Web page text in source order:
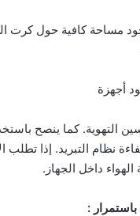
مساحة كافية حول كرت
أجهزة
التهوية. كما ينصح
نظام التبريد. إذا تطلب
داخل الجهاز.
: